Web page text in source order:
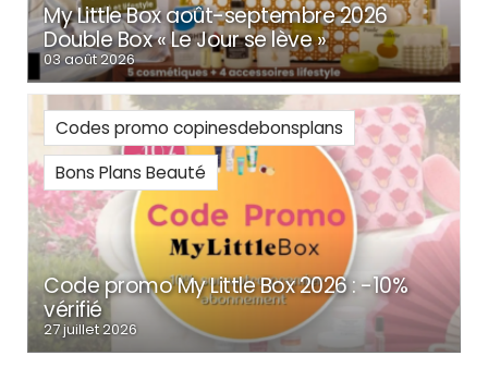
My Little Box août-septembre 2026
Double Box « Le Jour se lève »
03 août 2026
Code promo My Little Box 2026 : -10%
vérifié
27 juillet 2026
Codes promo copinesdebonsplans
Bons Plans Beauté